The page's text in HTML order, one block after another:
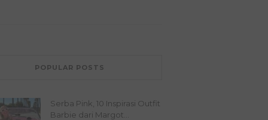
POPULAR POSTS
Serba Pink, 10 Inspirasi Outfit
Barbie dari Margot...